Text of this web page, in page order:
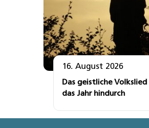
16. August 2026
Das geistliche Volkslied
das Jahr hindurch